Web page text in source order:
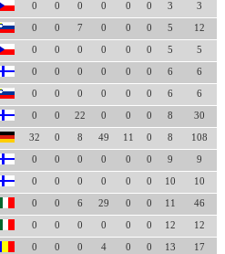
0 0 0 0 0 0 3 3
0 0 7 0 0 0 5 12
0 0 0 0 0 0 5 5
0 0 0 0 0 0 6 6
0 0 0 0 0 0 6 6
0 0 22 0 0 0 8 30
32 0 8 49 11 0 8 108
0 0 0 0 0 0 9 9
0 0 0 0 0 0 10 10
0 0 6 29 0 0 11 46
0 0 0 0 0 0 12 12
0 0 0 4 0 0 13 17